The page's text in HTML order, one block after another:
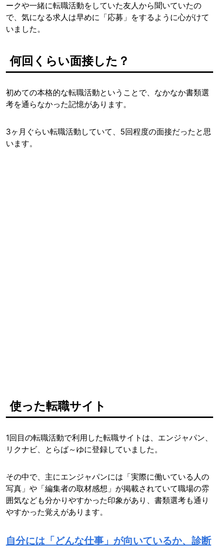
ークや一緒に転職活動をしていた友人から聞いていたの
で、気になる求人は早めに「応募」をするように心がけて
いました。
何回くらい面接した？
初めての本格的な転職活動ということで、なかなか書類選
考を通らなかった記憶があります。
3ヶ月ぐらい転職活動していて、5回程度の面接だったと思
います。
使った転職サイト
1回目の転職活動で利用した転職サイトは、エンジャパン、
リクナビ、とらば～ゆに登録していました。
その中で、主にエンジャパンには「実際に働いている人の
写真」や「編集者の取材感想」が掲載されていて職場の雰
囲気なども分かりやすかった印象があり、書類選考も通り
やすかった覚えがあります。
自分には「どんな仕事」が向いているか、診断